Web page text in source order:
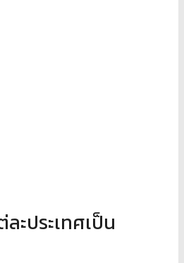
ะประเทศเป็น